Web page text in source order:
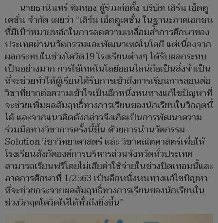
นายธานินทร์ ทิมทอง ผู้ร่วมก่อตั้ง บริษัท เลิร์น เอ็ดดู
เคชั่น จำกัด เผยว่า “เลิร์น เอ็ดดูเคชั่น ในฐานะภาคเอกชน
ที่มีเป้าหมายหลักในการลดความเหลื่อมล้ำการศึกษาของ
ประเทศผ่านนวัตกรรมและพัฒนาเทคโนโลยี แต่เนื่องจาก
ผลกระทบในช่วงโควิด19 โรงเรียนต่างๆ ได้รับผลกระทบ
เป็นอย่างมาก การใช้เทคโนโลยีออนไลน์ถือเป็นสิ่งจำเป็น
ที่จะช่วยทำให้ผู้เรียนได้รับการเข้าถึงการเรียนการสอนต่อ
วิชาที่ยากต่อความเข้าใจเป็นอีกหนึ่งหนทางแก้ไขปัญหาที่
จะช่วยเพิ่มผลสัมฤทธิ์ทางการเรียนของนักเรียนในวิกฤตนี้
ได้ และจากแนวคิดดังกล่าวจึงเกิดเป็นการพัฒนาความ
ร่วมมือทางวิชาการครั้งนี้ขึ้น ด้วยการนำนวัตกรรม
Solution วิชาวิทยาศาสตร์ และ วิชาคณิตศาสตร์เพื่อให้
โรงเรียนสังกัดองค์การบริหารส่วนจังหวัดทั่วประเทศ
สามารถเรียนฟรีโดยไม่เสียค่าใช้จ่ายในช่วงปิดเทอมนี้และ
ภาคการศึกษาที่ 1/2563 เป็นอีกหนึ่งหนทางแก้ไขปัญหา
ที่จะช่วยกระจายผลสัมฤทธิ์ทางการเรียนของนักเรียนใน
ช่วงวิกฤตโควิดให้ได้ทั่วถึงยิ่งขึ้น”